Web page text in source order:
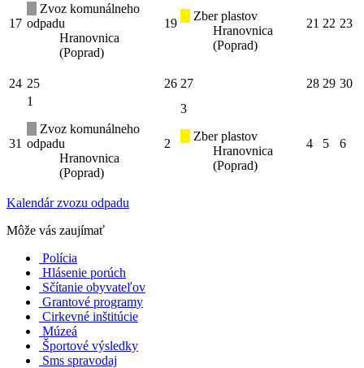
17
Zvoz komunálneho
odpadu
Hranovnica
(Poprad)
19
Zber plastov
Hranovnica
(Poprad)
21 22 23
24 25 26 27 28 29 30
31
1
Zvoz komunálneho
odpadu
Hranovnica
(Poprad)
2
3
Zber plastov
Hranovnica
(Poprad)
4 5 6
Kalendár zvozu odpadu
Môže vás zaujímať
Polícia
Hlásenie porúch
Sčítanie obyvateľov
Grantové programy
Cirkevné inštitúcie
Múzeá
Športové výsledky
Sms spravodaj